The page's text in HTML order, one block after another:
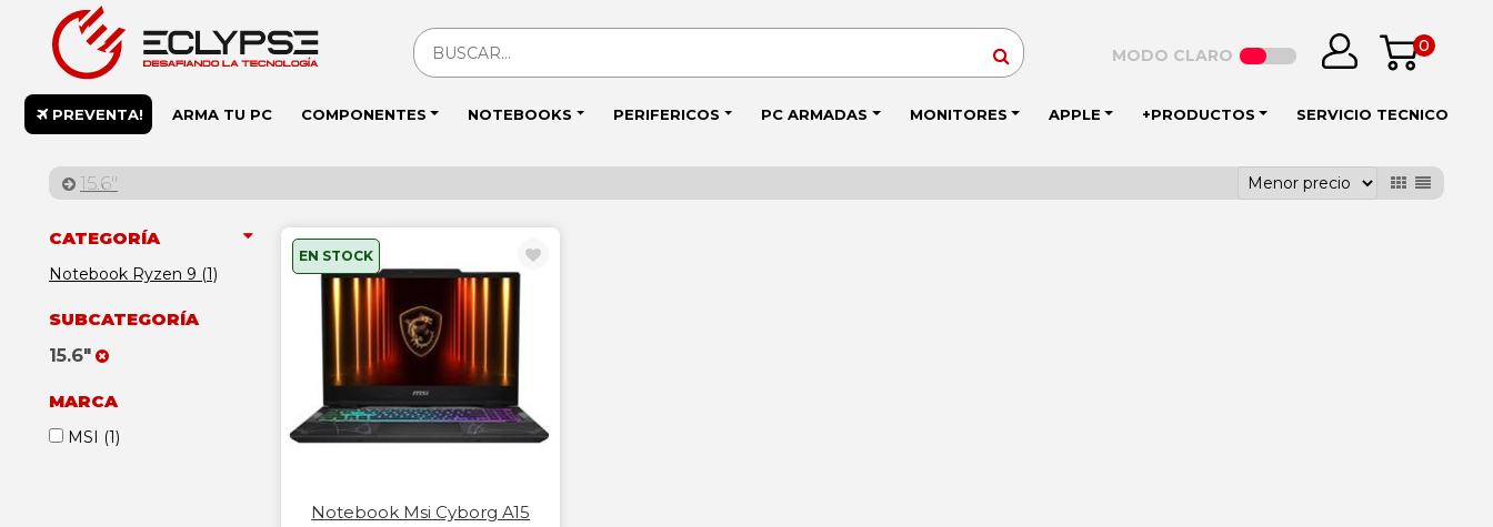
0
MODO CLARO
PREVENTA! ARMA TU PC COMPONENTES NOTEBOOKS PERIFERICOS PC ARMADAS MONITORES APPLE +PRODUCTOS SERVICIO TECNICO
15.6"
CATEGORÍA
Notebook Ryzen 9 (1)
SUBCATEGORÍA
15.6"
MARCA
MSI (1)
Notebook Msi Cyborg A15
EN STOCK